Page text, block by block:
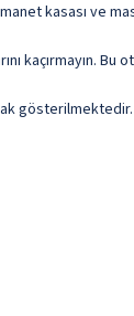
kasası ve
kaçırmayın.
gösterilmektedir.